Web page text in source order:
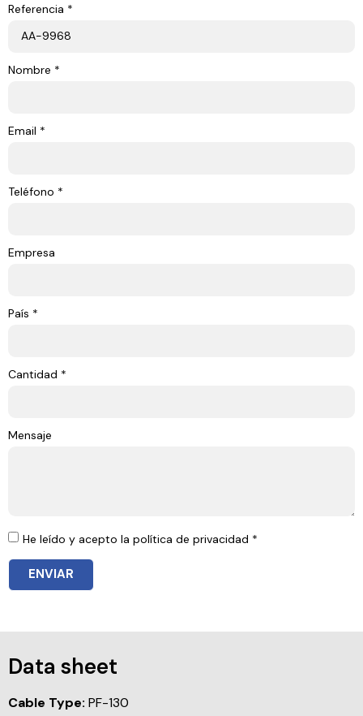
Referencia *
Nombre *
Email *
Teléfono *
Empresa
País *
Cantidad *
Mensaje
He leído y acepto la política de privacidad *
ENVIAR
Data sheet
Cable Type: PF-130